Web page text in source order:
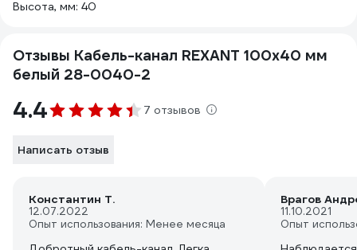
Высота, мм: 40
Отзывы Кабель-канал REXANT 100x40 мм
белый 28-0040-2
4.4 7 отзывов
Написать отзыв
Константин Т.
12.07.2022
Опыт использования: Менее месяца
Врагов
11.10.2021
Опыт